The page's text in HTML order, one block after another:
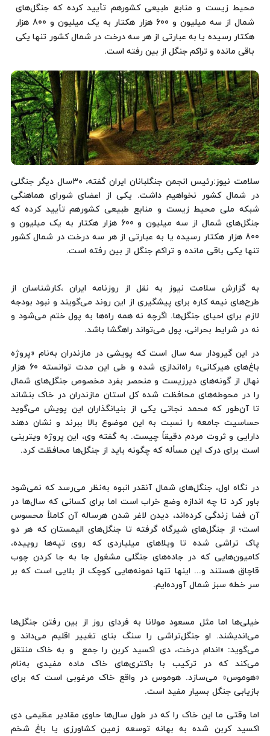
محیط زیست و منابع طبیعی کشورهم تأیید کرده که جنگل‌های
شمال از سه میلیون و 600 هزار هکتار به یک میلیون و 800 هزار
هکتار رسیده یا به عبارتی از هر سه درخت در شمال کشور تنها یکی
باقی مانده و تراکم جنگل از بین رفته است.
سلامت نیوز
:رئیس انجمن جنگلبانان ایران گفته، ۳۰سال دیگر جنگلی
در شمال کشور نخواهیم داشت. یکی از اعضای شورای هماهنگی
شبکه ملی محیط زیست و منابع طبیعی کشورهم تأیید کرده که
جنگل‌های شمال از سه میلیون و 600 هزار هکتار به یک میلیون و
800 هزار هکتار رسیده یا به عبارتی از هر سه درخت در شمال کشور
تنها یکی باقی مانده و تراکم جنگل از بین رفته است.
به گزارش سلامت نیوز به نقل از روزنامه ایران ،کارشناسان از
طرح‌های نیمه کاره برای پیشگیری از این روند می‌گویند و نبود بودجه
لازم برای احیای جنگل‌ها. اگرچه نه همه راه‌ها به پول ختم می‌شود و
نه در شرایط بحرانی، پول می‌تواند راهگشا باشد.
در این گیرودار سه سال است که پویشی در مازندران به‌نام «پروژه
باغ‌های هیرکانی» راه‌اندازی شده و طی این مدت توانسته 60 هزار
نهال از گونه‌های دیرزیست و منحصر بفرد مخصوص جنگل‌های شمال
را در محوطه‌های محافظت شده کل استان مازندران در خاک بنشاند
تا آن‌طور که محمد نجاتی یکی از بنیانگذاران این پویش می‌گوید
حساسیت جامعه را نسبت به این موضوع بالا ببرند و نشان‌ دهند
دارایی و ثروت مردم دقیقاً چیست. به گفته وی، این پروژه ویترینی
است برای درک این مسأله که چگونه باید از جنگل‌ها محافظت کرد.
در نگاه اول، جنگل‌های شمال آنقدر انبوه به‌نظر می‌رسد که نمی‌شود
باور کرد تا چه اندازه وضع خراب است اما برای کسانی که سال‌ها در
آن فضا زندگی کرده‌اند، دیدن لاغر شدن هرساله آن کاملاً محسوس
است؛ از جنگل‌های شیرگاه گرفته تا جنگل‌های الیمستان که هر دو
پاک تراشی شده‌ تا ویلاهای میلیاردی که روی تپه‌ها روییده،
کامیون‌هایی که در جاده‌های جنگلی مشغول جا به جا کردن چوب
قاچاق هستند و... اینها تنها نمونه‌هایی کوچک از بلایی است که بر
سر خطه سبز شمال آورده‌ایم.
خیلی‌ها اما مثل مسعود مولانا به فردای روز از بین رفتن جنگل‌ها
می‌اندیشند. او جنگل‌تراشی را سنگ بنای تغییر اقلیم می‌داند و
می‌گوید: «اندام درخت، دی اکسید کربن را جمع و به خاک منتقل
می‌کند که در ترکیب با باکتری‌های خاک ماده مفیدی به‌نام
«هوموس» می‌سازد. هوموس در واقع خاک مرغوبی است که برای
بازیابی جنگل بسیار مفید است.
اما وقتی ما این خاک را که در طول سال‌ها حاوی مقادیر عظیمی دی
اکسید کربن شده به بهانه توسعه زمین کشاورزی یا باغ شخم